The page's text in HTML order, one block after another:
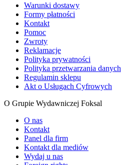
Warunki dostawy
Formy płatności
Kontakt
Pomoc
Zwroty
Reklamacje
Polityka prywatności
Polityka przetwarzania danych
Regulamin sklepu
Akt o Usługach Cyfrowych
O Grupie Wydawniczej Foksal
O nas
Kontakt
Panel dla firm
Kontakt dla mediów
Wydaj u nas